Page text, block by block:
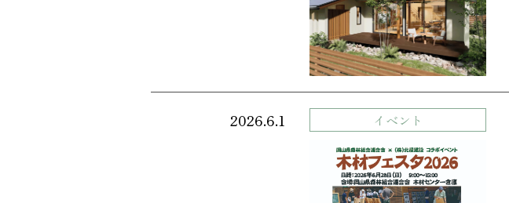
2026.6.1 イベント